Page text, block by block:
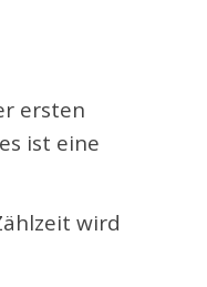
ersten
ist eine
wird